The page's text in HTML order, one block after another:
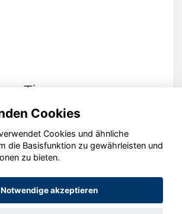
Tiguan
GmbH 2020 - 2026
Cookies
Cookies und ähnliche
die Basisfunktion zu gewährleisten und
zu bieten.
Notwendige akzeptieren